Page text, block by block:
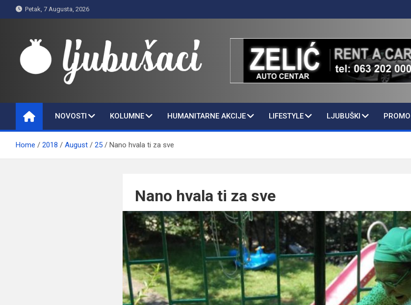
to
Petak, 7 Augusta, 2026
Ljubušaci
NOVOSTI KOLUMNE HUMANITARNE AKCIJE LIFESTYLE LJUBUŠKI PROMO
Home 2018 August 25 Nano hvala ti za sve
Nano hvala ti za sve